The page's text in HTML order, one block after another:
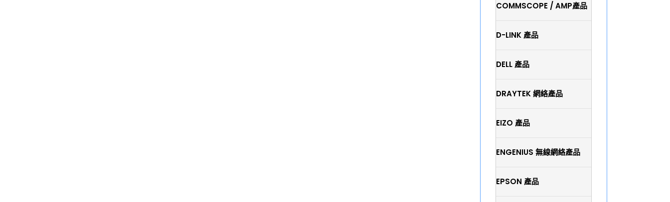
COMMSCOPE / AMP產品
D-LINK 產品
DELL 產品
DRAYTEK 網絡產品
EIZO 產品
ENGENIUS 無線網絡產品
EPSON 產品